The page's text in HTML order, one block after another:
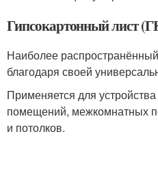
Гипсокартонный лист
Наиболее
благодаря своей
Применяется для
помещений, межкомнатных
и потолков.